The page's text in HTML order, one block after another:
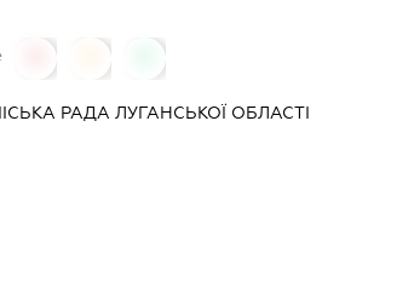
РАДА ЛУГАНСЬКОЇ ОБЛАСТІ